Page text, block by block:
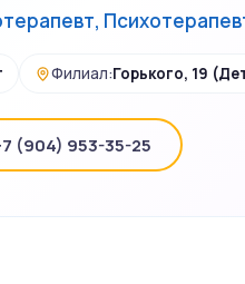
Филиал:Горького, 19
(904) 953-35-25